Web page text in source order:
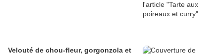
Velouté de chou-fleur, gorgonzola et